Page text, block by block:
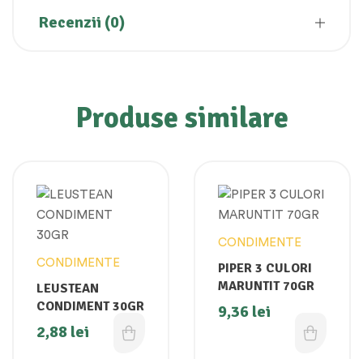
Recenzii (0)
Produse similare
CONDIMENTE
LEUSTEAN
CONDIMENT 30GR
2,88 lei
CONDIMENTE
PIPER 3 CULORI
MARUNTIT 70GR
9,36 lei